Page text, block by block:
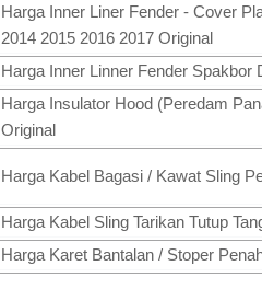
Harga Inner Liner Fender - Cover
2014 2015 2016 2017 Original
Harga Inner Linner Fender
Harga Insulator Hood (Peredam
Original
Harga Kabel Bagasi / Kawat Sling
Harga Kabel Sling Tarikan Tutup
Harga Karet Bantalan / Stoper